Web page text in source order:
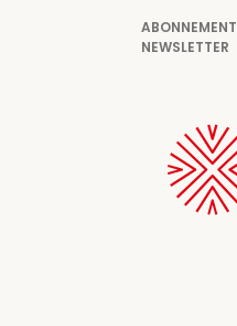
ABONNEMENT
NEWSLETTER